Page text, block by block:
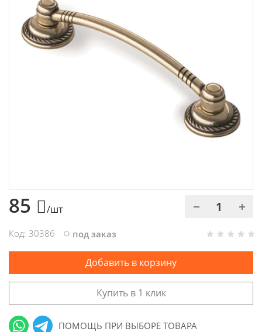
Нержавейка
Химия
85 /шт
Код: 30386 под заказ
Добавить в корзину
Купить в 1 клик
ПОМОЩЬ ПРИ ВЫБОРЕ ТОВАРА